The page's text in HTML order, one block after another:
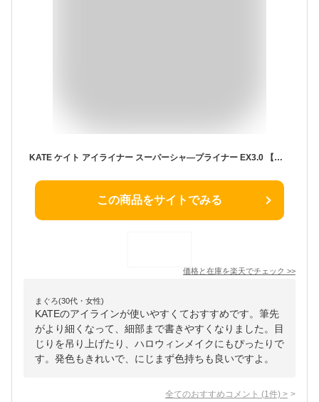
KATE ケイト アイライナー スーパーシャ—プライナー EX3.0 【カラー・個数選べる】BK-1 BR-1 BR-2 #
この商品をサイトでみる
価格と在庫を楽天でチェック >>
まぐろ(30代・女性)
KATEのアイラインが使いやすくておすすめです。筆先
がより細くなって、細部まで書きやすくなりました。目
じりを吊り上げたり、ハロウィンメイクにもぴったりで
す。発色もきれいで、にじまず色持ちも良いですよ。
全てのおすすめコメント (1 件) >